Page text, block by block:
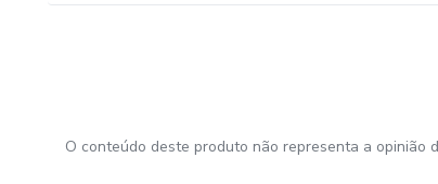
O conteúdo deste produto não representa a opinião